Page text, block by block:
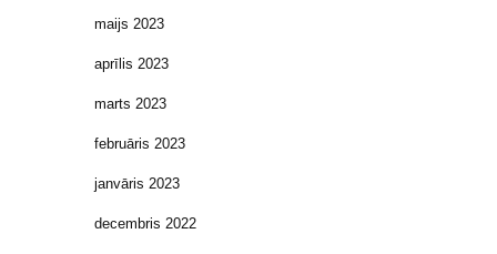
maijs 2023
aprīlis 2023
marts 2023
februāris 2023
janvāris 2023
decembris 2022